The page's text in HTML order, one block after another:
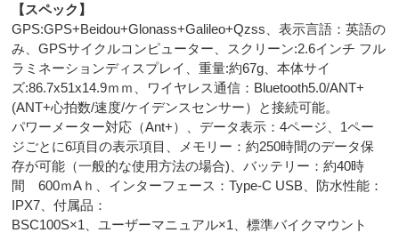
【スペック 】
GPS:GPS+Beidou+Glonass+Galileo+Qzss、表示言語：英語の
み、GPSサイクルコンピューター、スクリーン:2.6インチ フル
ラミネーションディスプレイ、重量:約67g、本体サイ
ズ:86.7x51x14.9ｍｍ、ワイヤレス通信：Bluetooth5.0/ANT+
(ANT+心拍数/速度/ケイデンスセンサー）と接続可能。
パワーメーター対応（Ant+）、データ表示：4ページ、1ペー
ジごとに6項目の表示項目、メモリー：約250時間のデータ保
存が可能（一般的な使用方法の場合)、バッテリー：約40時
間 600ｍAｈ、インターフェース：Type-C USB、防水性能：
IPX7、付属品：
BSC100S×1、ユーザーマニュアル×1、標準バイクマウント